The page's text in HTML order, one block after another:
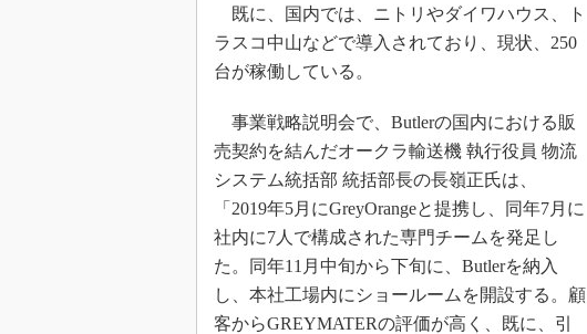
既に、国内では、ニトリやダイワハウス、ト
ラスコ中山などで導入されており、現状、250
台が稼働している。
事業戦略説明会で、Butlerの国内における販
売契約を結んだオークラ輸送機 執行役員 物流
システム統括部 統括部長の長嶺正氏は、
「2019年5月にGreyOrangeと提携し、同年7月に
社内に7人で構成された専門チームを発足し
た。同年11月中旬から下旬に、Butlerを納入
し、本社工場内にショールームを開設する。顧
客からGREYMATERの評価が高く、既に、引